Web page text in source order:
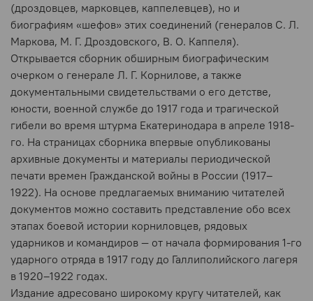
(дроздовцев, марковцев, каппелевцев), но и
биографиям «шефов» этих соединений (генералов С. Л.
Маркова, М. Г. Дроздовского, В. О. Каппеля).
Открывается сборник обширным биографическим
очерком о генерале Л. Г. Корнилове, а также
документальными свидетельствами о его детстве,
юности, военной службе до 1917 года и трагической
гибели во время штурма Екатеринодара в апреле 1918-
го. На страницах сборника впервые опубликованы
архивные документы и материалы периодической
печати времен Гражданской войны в России (1917–
1922). На основе предлагаемых вниманию читателей
документов можно составить представление обо всех
этапах боевой истории корниловцев, рядовых
ударников и командиров — от начала формирования 1-го
ударного отряда в 1917 году до Галлиполийского лагеря
в 1920–1922 годах.
Издание адресовано широкому кругу читателей, как